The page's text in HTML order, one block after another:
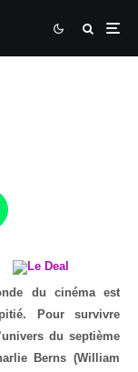
du cinéma est
Pour survivre
du septième
Berns (William